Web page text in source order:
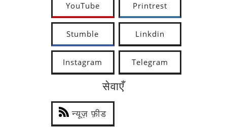
YouTube Printrest
Stumble Linkdin
Instagram Telegram
सेवाएँ
न्यूज़ फ़ीड